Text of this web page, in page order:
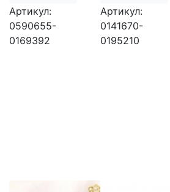
Артикул:
0590655-
0169392
Артикул:
0141670-
0195210